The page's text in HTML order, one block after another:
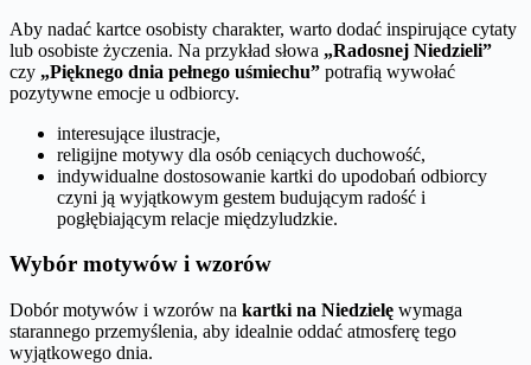
Aby nadać kartce osobisty charakter, warto dodać inspirujące cytaty
lub osobiste życzenia. Na przykład słowa „Radosnej Niedzieli”
czy „Pięknego dnia pełnego uśmiechu” potrafią wywołać
pozytywne emocje u odbiorcy.
interesujące ilustracje,
religijne motywy dla osób ceniących duchowość,
indywidualne dostosowanie kartki do upodobań odbiorcy
czyni ją wyjątkowym gestem budującym radość i
pogłębiającym relacje międzyludzkie.
Wybór motywów i wzorów
Dobór motywów i wzorów na kartki na Niedzielę wymaga
starannego przemyślenia, aby idealnie oddać atmosferę tego
wyjątkowego dnia.